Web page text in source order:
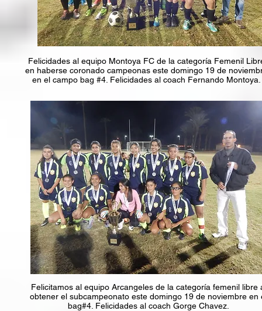
Felicidades al equipo Montoya FC de la categoría Femenil
en haberse coronado campeonas este domingo 19 de
en el campo bag #4. Felicidades al coach Fernando Montoya.
Felicitamos al equipo Arcangeles de la categoría femenil libre
obtener el subcampeonato este domingo 19 de noviembre en
bag#4. Felicidades al coach Gorge Chavez.